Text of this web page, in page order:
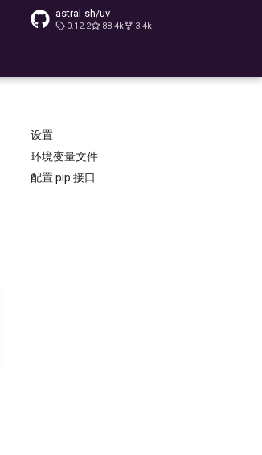
astral-sh/uv
0.12.2 88.4k 3.4k
设置
环境变量文件
配置 pip 接口